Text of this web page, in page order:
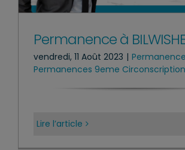
Permanence à
vendredi, 11 Août 2023 | Permanence
Permanences 9eme Circonscription
Lire l’article